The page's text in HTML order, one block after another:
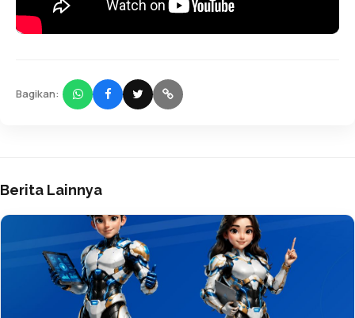
Bagikan:
Berita Lainnya